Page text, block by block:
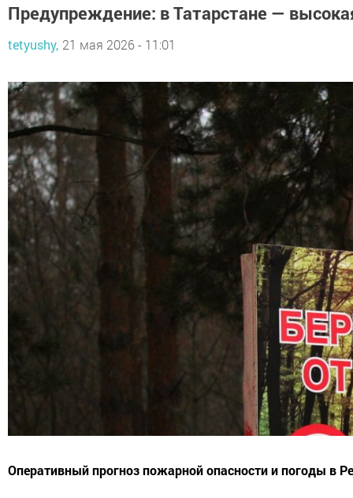
Предупреждение: в Татарстане —
tetyushy, 21 мая 2026 - 11:01
Оперативный прогноз пожарной опасности и погоды в